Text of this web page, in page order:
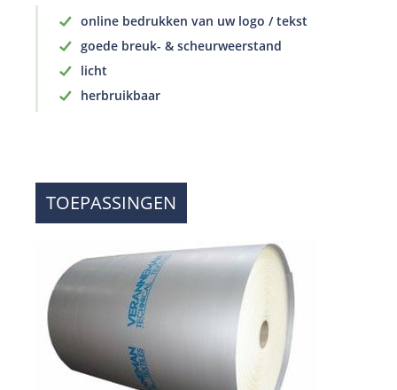
online bedrukken van uw logo / tekst
goede breuk- & scheurweerstand
licht
herbruikbaar
TOEPASSINGEN